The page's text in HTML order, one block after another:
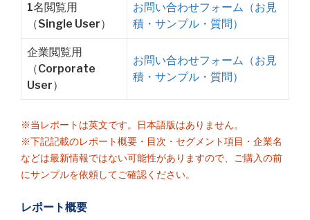
1名閲覧用
（Single User）
お問い合わせフォーム（お見
積・サンプル・質問）
企業閲覧用
（Corporate
User）
お問い合わせフォーム（お見
積・サンプル・質問）
※当レポートは英文です。日本語版はありません。
※下記記載のレポート概要・目次・セグメント項目・企業名
などは最新情報ではない可能性がありますので、ご購入の前
にサンプルを依頼してご確認ください。
レポート概要